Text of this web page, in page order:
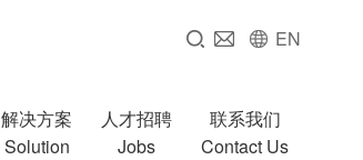
EN
解决方案
Solution
人才招聘
Jobs
联系我们
Contact Us